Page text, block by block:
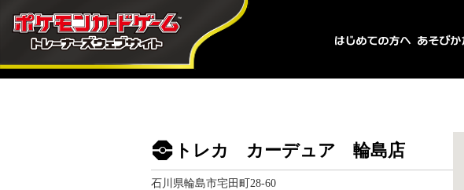
トレカ カーデュア 輪島店
石川県輪島市宅田町28-60